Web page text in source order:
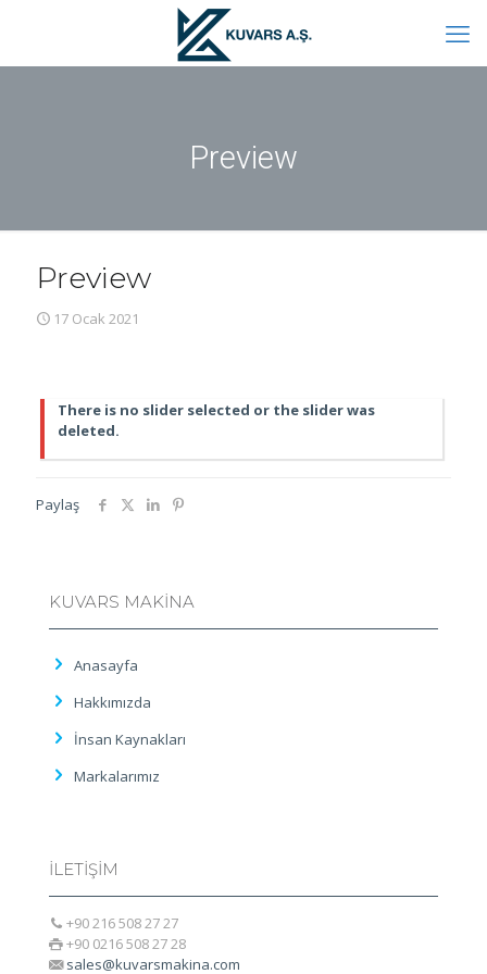
Preview
Preview
17 Ocak 2021
There is no slider selected or the slider was
deleted.
Paylaş
KUVARS MAKİNA
Anasayfa
Hakkımızda
İnsan Kaynakları
Markalarımız
İLETİŞİM
+90 216 508 27 27
+90 0216 508 27 28
sales@kuvarsmakina.com